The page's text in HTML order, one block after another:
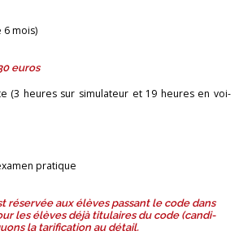
6 mois)
euros
(3 heures sur si­mu­la­teur et 19 heures en voi­
pra­tique
ré­ser­vée aux élèves pas­sant le code dans
les élèves déjà ti­tu­laires du code (can­di­
la ta­ri­fi­ca­tion au dé­tail.